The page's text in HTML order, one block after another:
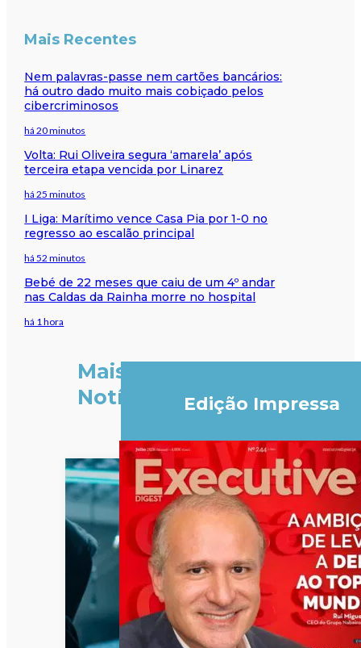
Mais Recentes
Nem palavras-passe nem cartões bancários:
há outro dado muito mais cobiçado pelos
cibercriminosos
há 20 minutos
Volta: Rui Oliveira segura ‘amarela’ após
terceira etapa vencida por Linarez
há 25 minutos
I Liga: Marítimo vence Casa Pia por 1-0 no
regresso ao escalão principal
há 52 minutos
Bebé de 22 meses que caiu de um 4º andar
nas Caldas da Rainha morre no hospital
há 1 hora
Mais
Notícias
Edição Impressa